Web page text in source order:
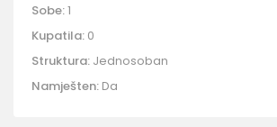
Sobe:1
Kupatila: 0
Struktura: Jednosoban
Namješten: Da